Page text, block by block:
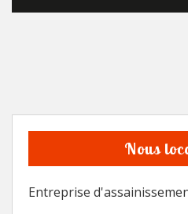
Nous
Entreprise